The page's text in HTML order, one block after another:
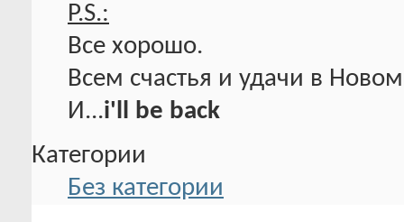
P.S.:
Все хорошо.
Всем счастья и удачи в
И...i'll be back
Категории
Без категории